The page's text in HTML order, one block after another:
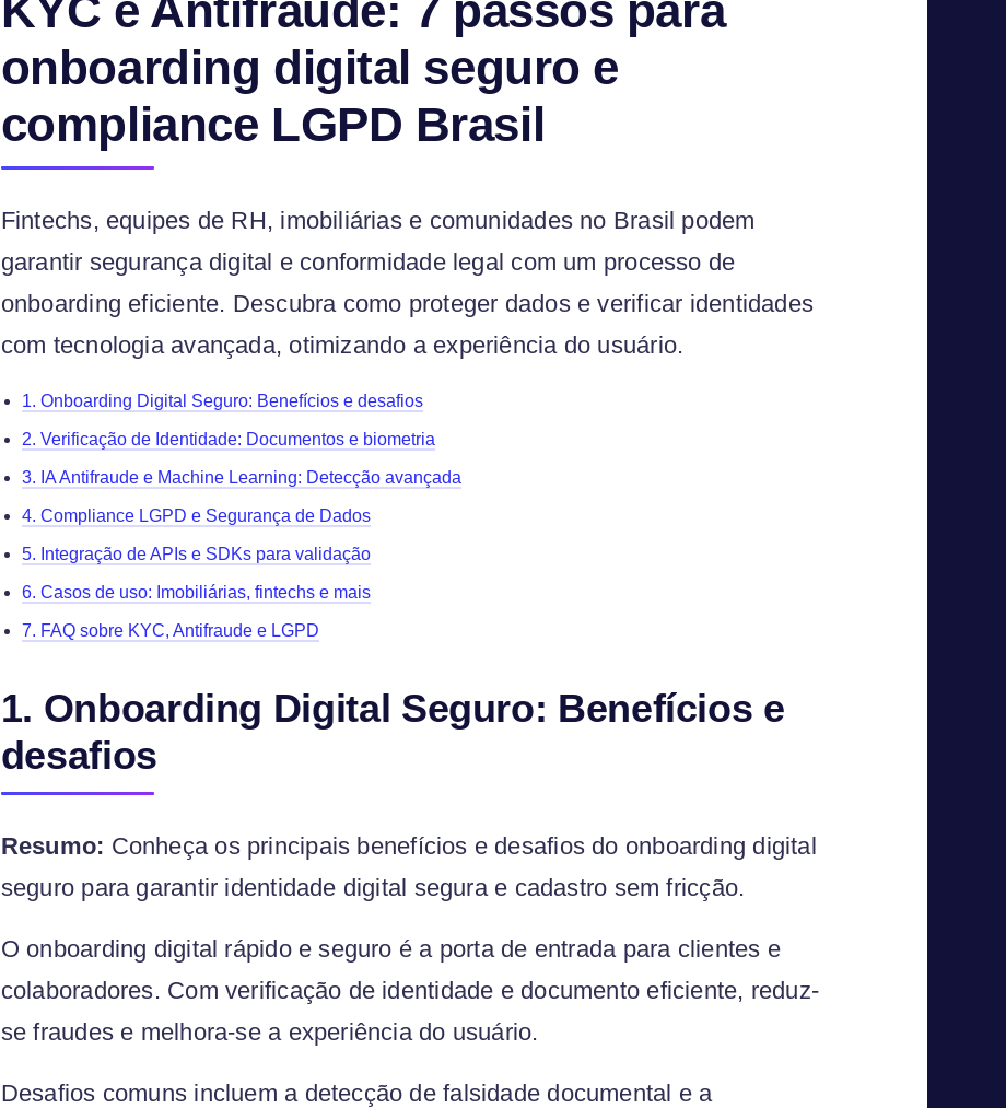
onboarding digital seguro e
compliance LGPD Brasil
Fintechs, equipes de RH, imobiliárias e comunidades no Brasil podem
garantir segurança digital e conformidade legal com um processo de
onboarding eficiente. Descubra como proteger dados e verificar identidades
com tecnologia avançada, otimizando a experiência do usuário.
1. Onboarding Digital Seguro: Benefícios e desafios
2. Verificação de Identidade: Documentos e biometria
3. IA Antifraude e Machine Learning: Detecção avançada
4. Compliance LGPD e Segurança de Dados
5. Integração de APIs e SDKs para validação
6. Casos de uso: Imobiliárias, fintechs e mais
7. FAQ sobre KYC, Antifraude e LGPD
1. Onboarding Digital Seguro: Benefícios e
desafios
Resumo: Conheça os principais benefícios e desafios do onboarding digital
seguro para garantir identidade digital segura e cadastro sem fricção.
O onboarding digital rápido e seguro é a porta de entrada para clientes e
colaboradores. Com verificação de identidade e documento eficiente, reduz-
se fraudes e melhora-se a experiência do usuário.
Desafios comuns incluem a detecção de falsidade documental e a